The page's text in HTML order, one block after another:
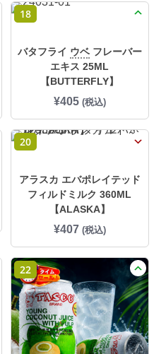
18
バタフライ ウベフレーバー
エキス 25ML
【BUTTERFLY】
¥405 (税込)
20
アラスカ エバポレイテッド
フィルドミルク 360ML
【ALASKA】
¥407 (税込)
22